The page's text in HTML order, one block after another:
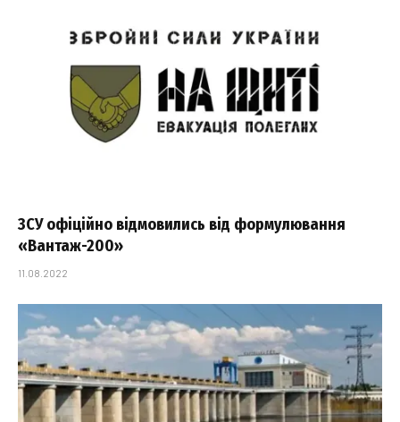
ЗСУ офіційно відмовились від формулювання
«Вантаж-200»
11.08.2022